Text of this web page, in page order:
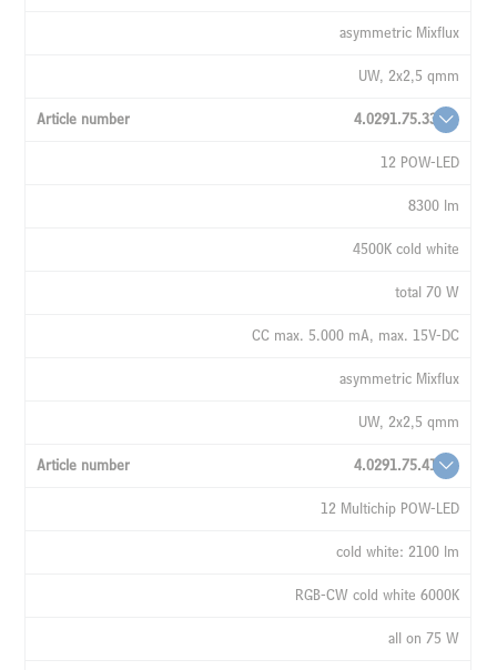
asymmetric Mixflux
UW, 2x2,5 qmm
4.0291.75.33
12 POW-LED
8300 lm
4500K cold white
total 70 W
CC max. 5.000 mA, max. 15V-DC
asymmetric Mixflux
UW, 2x2,5 qmm
4.0291.75.41
12 Multichip POW-LED
cold white: 2100 lm
RGB-CW cold white 6000K
all on 75 W